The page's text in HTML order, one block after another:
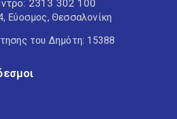
2313 302 100
Εύοσμος, Θεσσαλονίκη
του Δημότη: 15388